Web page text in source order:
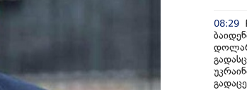
08:29